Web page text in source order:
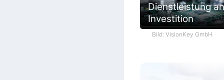
Dienstleistung
Investition
Bild: VisionKey GmbH